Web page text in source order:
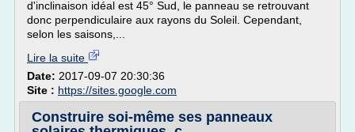
d'inclinaison idéal est 45° Sud, le panneau se retrouvant
donc perpendiculaire aux rayons du Soleil. Cependant,
selon les saisons,...
Lire la suite
Date: 2017-09-07 20:30:36
Site : https://sites.google.com
Construire soi-même ses panneaux